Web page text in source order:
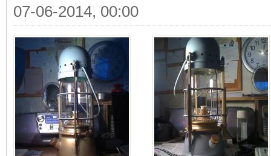
07-06-2014, 00:00